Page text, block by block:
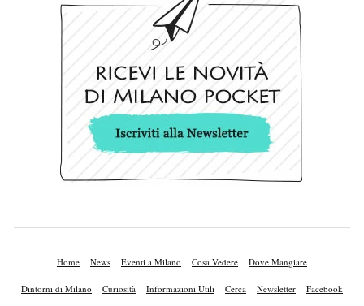
Home News Eventi a Milano Cosa Vedere Dove Mangiare
Dintorni di Milano Curiosità Informazioni Utili Cerca Newsletter Facebook